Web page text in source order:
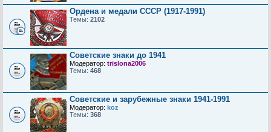
Ордена и медали СССР (1917-1991)
Темы: 2102
Советские знаки до 1941
Модератор: trislona2006
Темы: 468
Советские и зарубежные знаки 1941-1991
Модератор: koz
Темы: 368